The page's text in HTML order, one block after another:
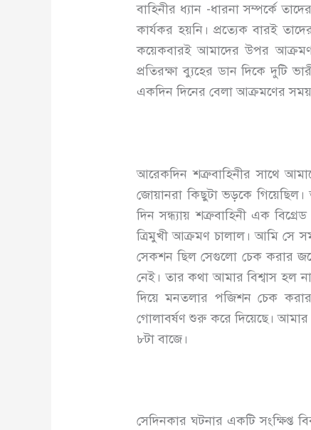
বাহিনীর ধ্যান -ধারনা সম্পর্কে
কার্যকর হয়নি। প্রত্যেক বারই
কয়েকবারই আমাদের উপর আক্রমণ
প্রতিরক্ষা ব্যুহের ডান দিকে দুটি
একদিন দিনের বেলা আক্রমণের সময়
আরেকদিন শত্রুবাহিনীর সাথে
জোয়ানরা কিছুটা ভড়কে
দিন সন্ধ্যায় শত্রুবাহিনী এক
ত্রিমুখী আক্রমণ চালাল। আমি সে
সেকশন ছিল সেগুলো চেক করার
নেই। তার কথা আমার বিশ্বাস হল
দিয়ে মনতলার পজিশন চেক করার
গোলাবর্ষণ শুরু করে দিয়েছে।
৮টা বাজে।
সেদিনকার ঘটনার একটি সংক্ষিপ্ত